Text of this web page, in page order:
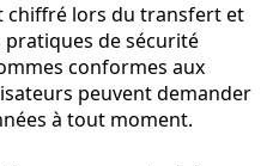
chiffré lors du transfert et
de sécurité
conformes aux
peuvent demander
à tout moment.